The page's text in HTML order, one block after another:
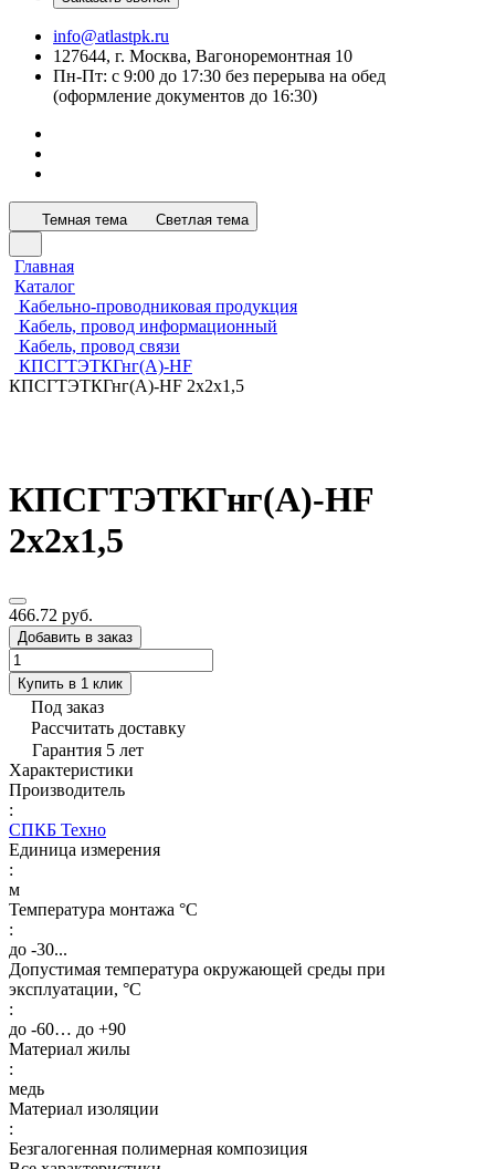
info@atlastpk.ru
127644, г. Москва, Вагоноремонтная 10
Пн-Пт: с 9:00 до 17:30 без перерыва на обед
(оформление документов до 16:30)
Темная тема Светлая тема
Главная
Каталог
Кабельно-проводниковая продукция
Кабель, провод информационный
Кабель, провод связи
КПСГТЭТКГнг(А)-HF
КПСГТЭТКГнг(А)-HF 2х2х1,5
КПСГТЭТКГнг(А)-HF
2х2х1,5
466.72 руб.
Добавить в заказ
Купить в 1 клик
Под заказ
Рассчитать доставку
Гарантия 5 лет
Характеристики
Производитель
:
СПКБ Техно
Единица измерения
:
м
Температура монтажа °C
:
до -30...
Допустимая температура окружающей среды при
эксплуатации, °C
:
до -60… до +90
Материал жилы
:
медь
Материал изоляции
:
Безгалогенная полимерная композиция